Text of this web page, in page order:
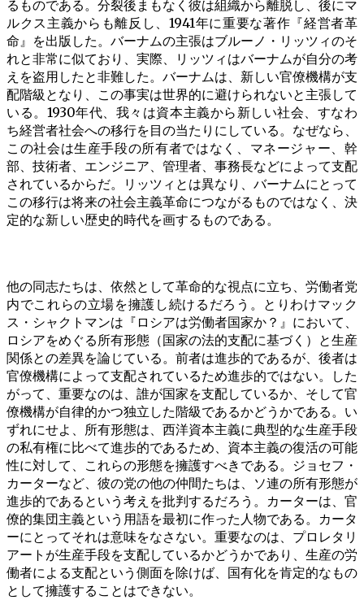
るものである。分裂後まもなく彼は組織から離脱し、後にマ
ルクス主義からも離反し、1941年に重要な著作『経営者革
命』を出版した。バーナムの主張はブルーノ・リッツィのそ
れと非常に似ており、実際、リッツィはバーナムが自分の考
えを盗用したと非難した。バーナムは、新しい官僚機構が支
配階級となり、この事実は世界的に避けられないと主張して
いる。1930年代、我々は資本主義から新しい社会、すなわ
ち経営者社会への移行を目の当たりにしている。なぜなら、
この社会は生産手段の所有者ではなく、マネージャー、幹
部、技術者、エンジニア、管理者、事務長などによって支配
されているからだ。リッツィとは異なり、バーナムにとって
この移行は将来の社会主義革命につながるものではなく、決
定的な新しい歴史的時代を画するものである。
他の同志たちは、依然として革命的な視点に立ち、労働者党
内でこれらの立場を擁護し続けるだろう。とりわけマック
ス・シャクトマンは『ロシアは労働者国家か？』において、
ロシアをめぐる所有形態（国家の法的支配に基づく）と生産
関係との差異を論じている。前者は進歩的であるが、後者は
官僚機構によって支配されているため進歩的ではない。した
がって、重要なのは、誰が国家を支配しているか、そして官
僚機構が自律的かつ独立した階級であるかどうかである。い
ずれにせよ、所有形態は、西洋資本主義に典型的な生産手段
の私有権に比べて進歩的であるため、資本主義の復活の可能
性に対して、これらの形態を擁護すべきである。ジョセフ・
カーターなど、彼の党の他の仲間たちは、ソ連の所有形態が
進歩的であるという考えを批判するだろう。カーターは、官
僚的集団主義という用語を最初に作った人物である。カータ
ーにとってそれは意味をなさない。重要なのは、プロレタリ
アートが生産手段を支配しているかどうかであり、生産の労
働者による支配という側面を除けば、国有化を肯定的なもの
として擁護することはできない。